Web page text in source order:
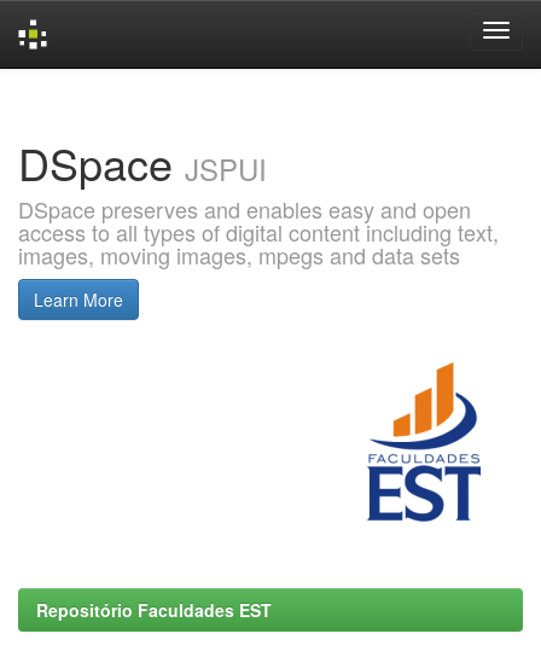
DSpace JSPUI
DSpace preserves and enables easy and open
access to all types of digital content including text,
images, moving images, mpegs and data sets
Learn More
Repositório Faculdades EST